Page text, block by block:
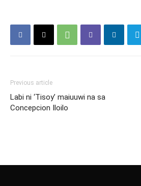
Previous article
Labi ni ‘Tisoy’ maiuuwi na sa
Concepcion Iloilo